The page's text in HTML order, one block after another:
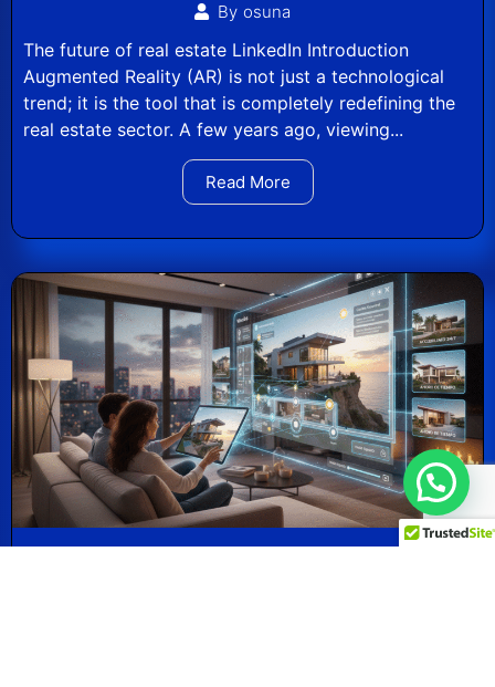
By osuna
The future of real estate LinkedIn Introduction
Augmented Reality (AR) is not just a technological
trend; it is the tool that is completely redefining the
real estate sector. A few years ago, viewing...
Read More